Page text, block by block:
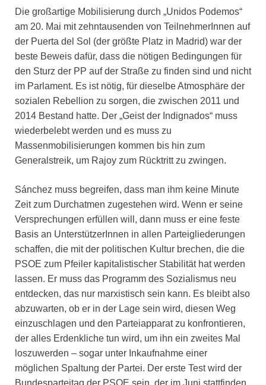
Die großartige Mobilisierung durch „Unidos Podemos“
am 20. Mai mit zehntausenden von TeilnehmerInnen auf
der Puerta del Sol (der größte Platz in Madrid) war der
beste Beweis dafür, dass die nötigen Bedingungen für
den Sturz der PP auf der Straße zu finden sind und nicht
im Parlament. Es ist nötig, für dieselbe Atmosphäre der
sozialen Rebellion zu sorgen, die zwischen 2011 und
2014 Bestand hatte. Der „Geist der Indignados“ muss
wiederbelebt werden und es muss zu
Massenmobilisierungen kommen bis hin zum
Generalstreik, um Rajoy zum Rücktritt zu zwingen.
Sánchez muss begreifen, dass man ihm keine Minute
Zeit zum Durchatmen zugestehen wird. Wenn er seine
Versprechungen erfüllen will, dann muss er eine feste
Basis an UnterstützerInnen in allen Parteigliederungen
schaffen, die mit der politischen Kultur brechen, die die
PSOE zum Pfeiler kapitalistischer Stabilität hat werden
lassen. Er muss das Programm des Sozialismus neu
entdecken, das nur marxistisch sein kann. Es bleibt also
abzuwarten, ob er in der Lage sein wird, diesen Weg
einzuschlagen und den Parteiapparat zu konfrontieren,
der alles Erdenkliche tun wird, um ihn ein zweites Mal
loszuwerden – sogar unter Inkaufnahme einer
möglichen Spaltung der Partei. Der erste Test wird der